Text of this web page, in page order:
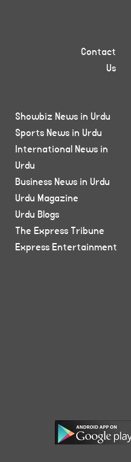
Contact
Us
Showbiz News in Urdu
Sports News in Urdu
International News in
Urdu
Business News in Urdu
Urdu Magazine
Urdu Blogs
The Express Tribune
Express Entertainment